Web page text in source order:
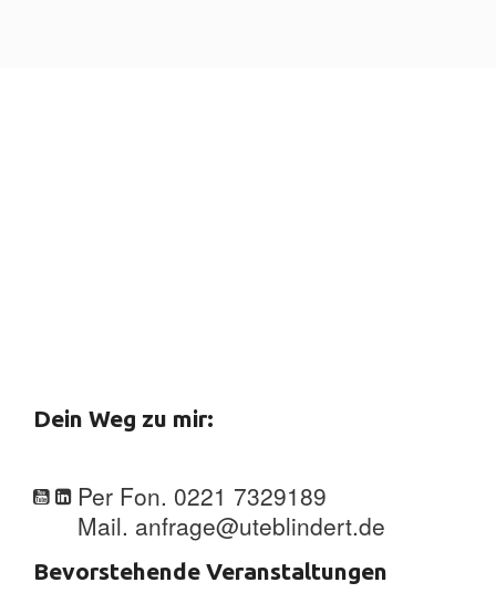
Dein Weg zu mir:
Per Fon. 0221 7329189
Mail. anfrage@uteblindert.de
Bevorstehende Veranstaltungen